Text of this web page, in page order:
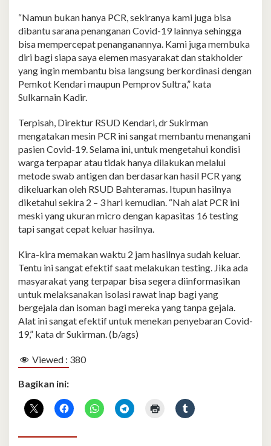
“Namun bukan hanya PCR, sekiranya kami juga bisa
dibantu sarana penanganan Covid-19 lainnya sehingga
bisa mempercepat penanganannya. Kami juga membuka
diri bagi siapa saya elemen masyarakat dan stakholder
yang ingin membantu bisa langsung berkordinasi dengan
Pemkot Kendari maupun Pemprov Sultra,” kata
Sulkarnain Kadir.
Terpisah, Direktur RSUD Kendari, dr Sukirman
mengatakan mesin PCR ini sangat membantu menangani
pasien Covid-19. Selama ini, untuk mengetahui kondisi
warga terpapar atau tidak hanya dilakukan melalui
metode swab antigen dan berdasarkan hasil PCR yang
dikeluarkan oleh RSUD Bahteramas. Itupun hasilnya
diketahui sekira 2 – 3 hari kemudian. “Nah alat PCR ini
meski yang ukuran micro dengan kapasitas 16 testing
tapi sangat cepat keluar hasilnya.
Kira-kira memakan waktu 2 jam hasilnya sudah keluar.
Tentu ini sangat efektif saat melakukan testing. Jika ada
masyarakat yang terpapar bisa segera diinformasikan
untuk melaksanakan isolasi rawat inap bagi yang
bergejala dan isoman bagi mereka yang tanpa gejala.
Alat ini sangat efektif untuk menekan penyebaran Covid-
19,” kata dr Sukirman. (b/ags)
Viewed : 380
Bagikan ini: